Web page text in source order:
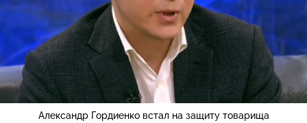
Александр Гордиенко встал на защиту товарища